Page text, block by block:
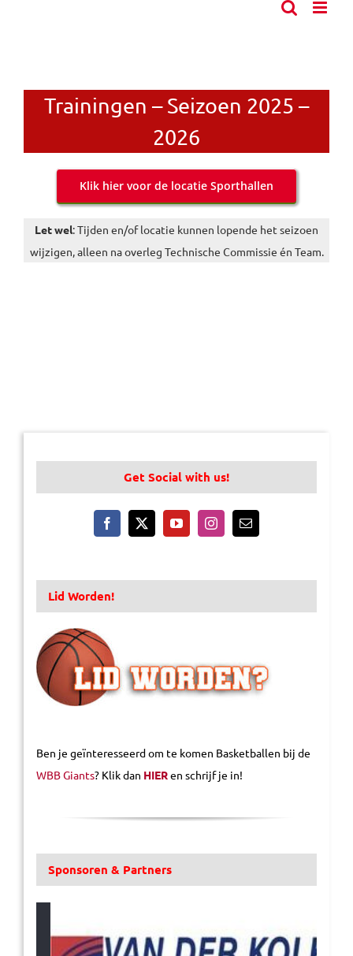
Trainingen – Seizoen 2025 –
2026
Klik hier voor de locatie Sporthallen
Let wel: Tijden en/of locatie kunnen lopende het seizoen
wijzigen, alleen na overleg Technische Commissie én Team.
Get Social with us!
Lid Worden!
Ben je geïnteresseerd om te komen Basketballen bij de
WBB Giants? Klik dan HIERen schrijf je in!
Sponsoren & Partners